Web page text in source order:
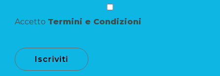
Accetto Termini e Condizioni